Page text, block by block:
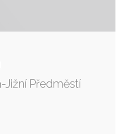
Jižní Předměstí